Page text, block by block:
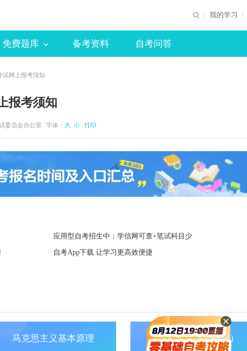
我的学习
免费题库 备考资料 自考问答
试网上报考须知
报考须知
委员会办公室 字体： 大 小 打印
应用型自考招生中：学信网可查+笔试科目少
自考App下载 让学习更高效便捷
马克思主义基本原理 政治经济学（财经类）